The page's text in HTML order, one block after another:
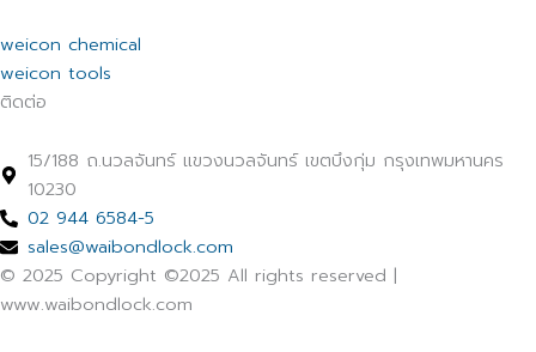
weicon chemical
weicon tools
ติดต่อ
15/188 ถ.นวลจันทร์ แขวงนวลจันทร์ เขตบึงกุ่ม กรุงเทพมหานคร
10230
02 944 6584-5
sales@waibondlock.com
© 2025 Copyright ©2025 All rights reserved |
www.waibondlock.com